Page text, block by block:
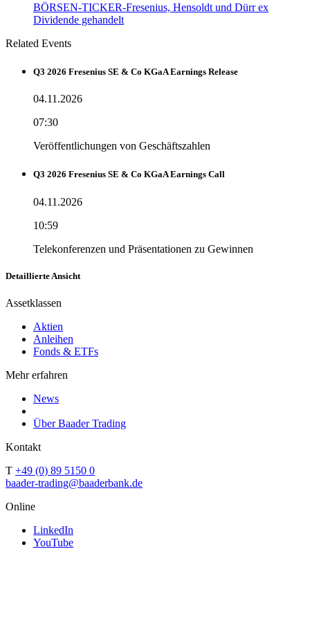
BÖRSEN-TICKER-Fresenius, Hensoldt und Dürr ex
Dividende gehandelt
Related Events
Q3 2026 Fresenius SE & Co KGaA Earnings Release
04.11.2026
07:30
Veröffentlichungen von Geschäftszahlen
Q3 2026 Fresenius SE & Co KGaA Earnings Call
04.11.2026
10:59
Telekonferenzen und Präsentationen zu Gewinnen
Detaillierte Ansicht
Assetklassen
Aktien
Anleihen
Fonds & ETFs
Mehr erfahren
News
Über Baader Trading
Kontakt
T +49 (0) 89 5150 0
baader-trading@baaderbank.de
Online
LinkedIn
YouTube